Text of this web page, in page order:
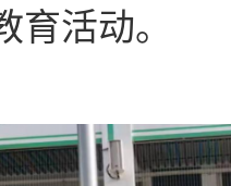
活动。